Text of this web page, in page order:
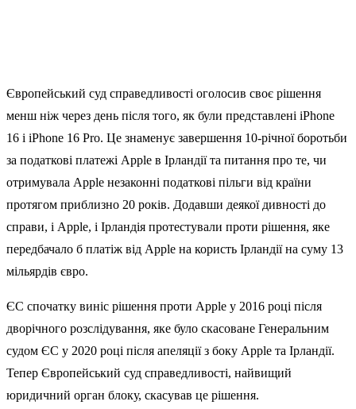
Європейський суд справедливості оголосив своє рішення
менш ніж через день після того, як були представлені iPhone
16 і iPhone 16 Pro. Це знаменує завершення 10-річної боротьби
за податкові платежі Apple в Ірландії та питання про те, чи
отримувала Apple незаконні податкові пільги від країни
протягом приблизно 20 років. Додавши деякої дивності до
справи, і Apple, і Ірландія протестували проти рішення, яке
передбачало б платіж від Apple на користь Ірландії на суму 13
мільярдів євро.
ЄС спочатку виніс рішення проти Apple у 2016 році після
дворічного розслідування, яке було скасоване Генеральним
судом ЄС у 2020 році після апеляції з боку Apple та Ірландії.
Тепер Європейський суд справедливості, найвищий
юридичний орган блоку, скасував це рішення.